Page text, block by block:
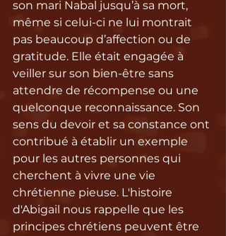
son mari Nabal jusqu’à sa mort,
même si celui-ci ne lui montrait
pas beaucoup d’affection ou de
gratitude. Elle était engagée à
veiller sur son bien-être sans
attendre de récompense ou une
quelconque reconnaissance. Son
sens du devoir et sa constance ont
contribué à établir un exemple
pour les autres personnes qui
cherchent à vivre une vie
chrétienne pieuse. L'histoire
d'Abigail nous rappelle que les
principes chrétiens peuvent être